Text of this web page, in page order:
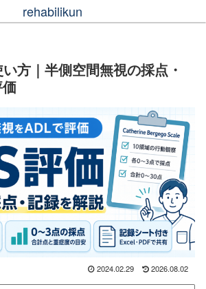
rehabilikun
方｜半側空間無視の採点・
2024.02.29 2026.08.02